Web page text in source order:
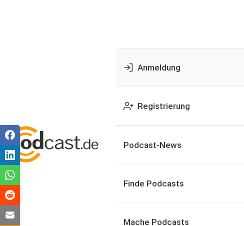
Anmeldung
Registrierung
Podcast-News
Finde Podcasts
Mache Podcasts